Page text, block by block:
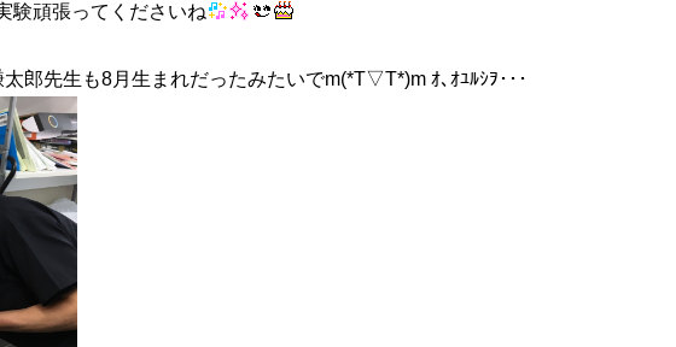
験頑張ってくださいね
郎先生も8月生まれだったみたいでm(*T▽T*)m ｵ､ｵﾕﾙｼｦ･･･